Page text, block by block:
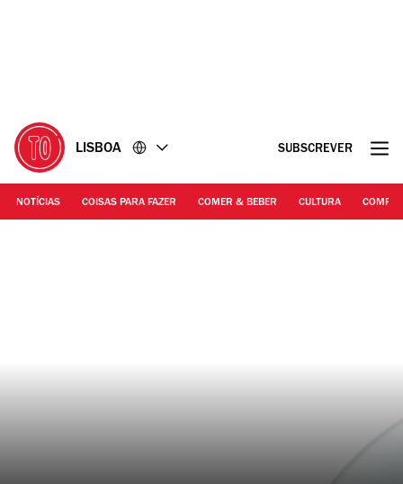
LISBOA SUBSCREVER
NOTÍCIAS COISAS PARA FAZER COMER & BEBER CULTURA